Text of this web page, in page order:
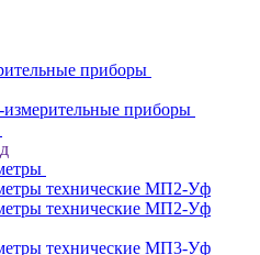
приборы
приборы
технические МП2-Уф
технические МП2-Уф
технические МП3-Уф